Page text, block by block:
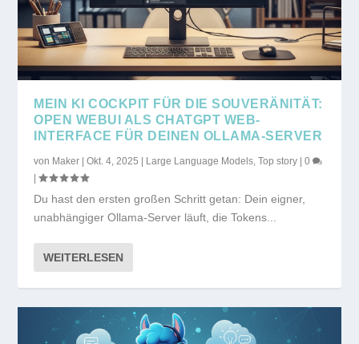
MEIN KI COCKPIT FÜR DIE SOUVERÄNITÄT:
OPEN WEBUI ALS CHATGPT WEB-
INTERFACE FÜR DEINEN OLLAMA-SERVER
von Maker |Okt. 4, 2025 | Large Language Models ,Top story |0
|
Du hast den ersten großen Schritt getan: Dein eigner,
unabhängiger Ollama-Server läuft, die Tokens...
WEITERLESEN